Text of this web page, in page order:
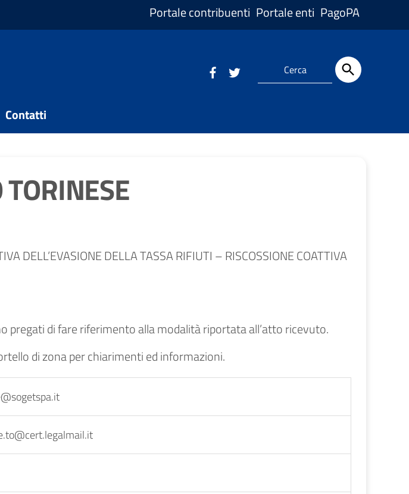
Portale contribuenti Portale enti PagoPA
Contatti
DELL’EVASIONE DELLA TASSA RIFIUTI – RISCOSSIONE COATTIVA
di fare riferimento alla modalità riportata all’atto ricevuto.
di zona per chiarimenti ed informazioni.